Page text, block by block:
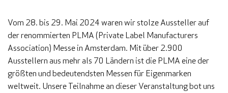
Vom 28. bis 29. Mai 2024 waren wir stolze Aussteller auf
der renommierten PLMA (Private Label Manufacturers
Association) Messe in Amsterdam. Mit über 2.900
Ausstellern aus mehr als 70 Ländern ist die PLMA eine der
größten und bedeutendsten Messen für Eigenmarken
weltweit. Unsere Teilnahme an dieser Veranstaltung bot uns